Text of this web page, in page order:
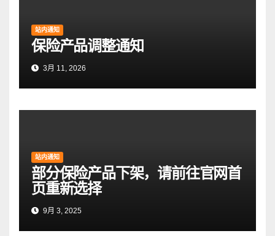
站内通知
保险产品调整通知
3月 11, 2026
站内通知
部分保险产品下架，请前往官网首
页重新选择
9月 3, 2025